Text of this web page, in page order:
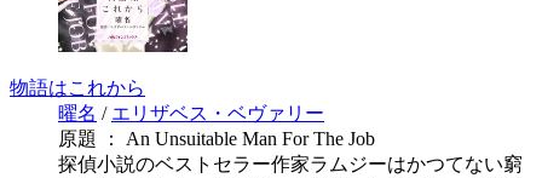
物語はこれから
曜名 / エリザベス・ベヴァリー
原題 ： An Unsuitable Man For The Job
探偵小説のベストセラー作家ラムジーはかつてない窮